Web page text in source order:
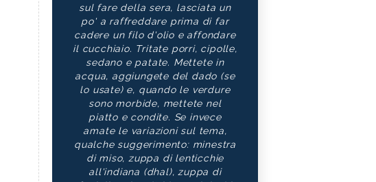
sul fare della sera, lasciata un
po' a raffreddare prima di far
cadere un filo d'olio e affondare
il cucchiaio. Tritate porri, cipolle,
sedano e patate. Mettete in
acqua, aggiungete del dado (se
lo usate) e, quando le verdure
sono morbide, mettete nel
piatto e condite. Se invece
amate le variazioni sul tema,
qualche suggerimento: minestra
di miso, zuppa di lenticchie
all'indiana (dhal), zuppa di